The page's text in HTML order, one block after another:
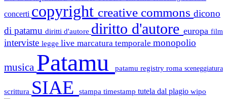
concerti copyright creative commons dicono
di patamu diritti d'autore diritto d'autore europa film
interviste legge live marcatura temporale monopolio
musica Patamu patamu registry roma sceneggiatura
scrittura SIAE stampa timestamp tutela dal plagio wipo